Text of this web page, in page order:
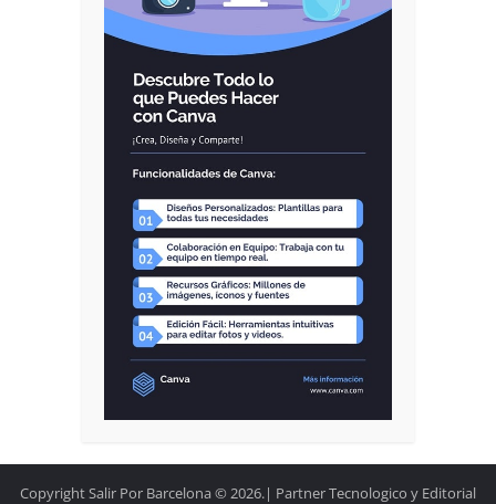
Copyright Salir Por Barcelona © 2026.| Partner Tecnologico y Editorial